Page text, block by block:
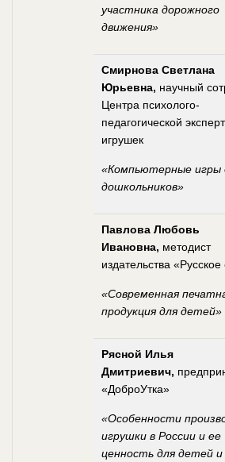
участника дорожного
движения»
Смирнова Светлана
Юрьевна, научный
Центра психолого-
педагогической
игрушек
«Компьютерные игры
дошкольников»
Павлова Любовь
Ивановна, методист
издательства
«Современная
продукция для детей»
Рясной Илья
Дмитриевич,
«ДоброУтка»
«Особенности
игрушки в России и ее
ценность для детей и